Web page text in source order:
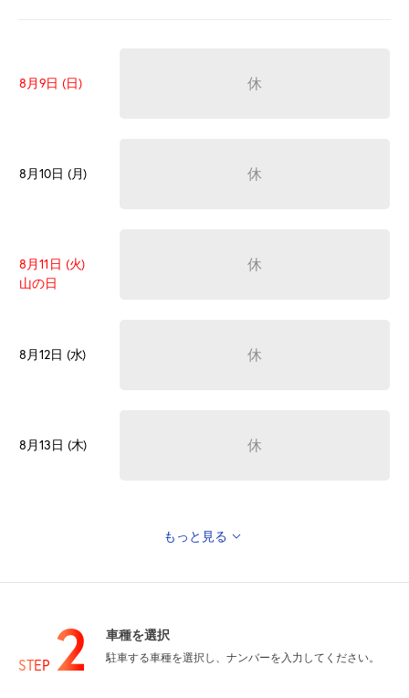
8月9日 (日) 休
8月10日 (月) 休
8月11日 (火)
山の日
休
8月12日 (水) 休
8月13日 (木) 休
8月15日 (土) 休
もっと見る
STEP 2 車種を選択
駐車する車種を選択し、ナンバーを入力してください。